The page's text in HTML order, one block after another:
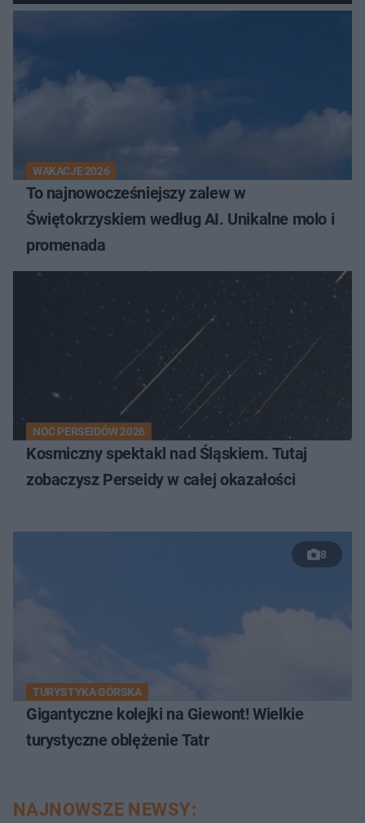
WAKACJE 2026
To najnowocześniejszy zalew w
Świętokrzyskiem według AI. Unikalne molo i
promenada
NOC PERSEIDÓW 2026
Kosmiczny spektakl nad Śląskiem. Tutaj
zobaczysz Perseidy w całej okazałości
8
TURYSTYKA GÓRSKA
Gigantyczne kolejki na Giewont! Wielkie
turystyczne oblężenie Tatr
NAJNOWSZE NEWSY: